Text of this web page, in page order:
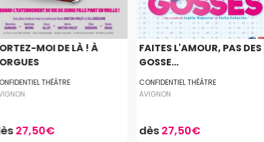
MOI DE LÀ ! À
THÉÂTRE
27,50€
FAITES L'AMOUR, PAS DES
GOSSE...
CONFIDENTIEL THÉÂTRE
AVIGNON
dès 27,50€